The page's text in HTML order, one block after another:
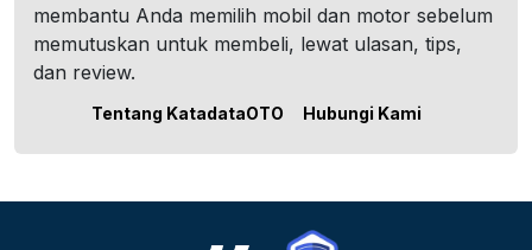
membantu Anda memilih mobil dan motor sebelum
memutuskan untuk membeli, lewat ulasan, tips,
dan review.
Tentang KatadataOTO Hubungi Kami